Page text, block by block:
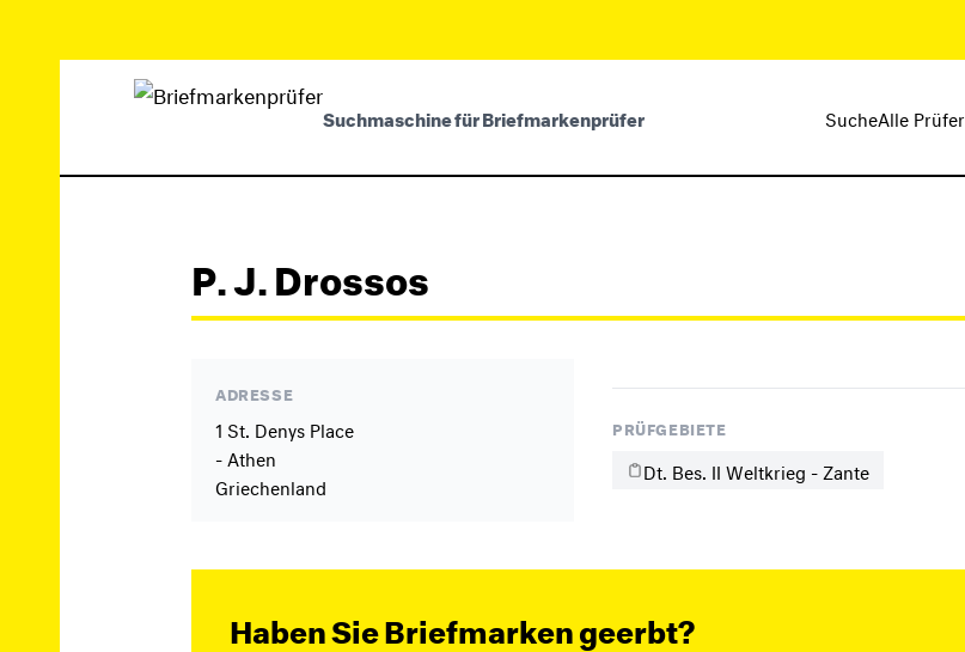
Suchmaschine für Briefmarkenprüfer SucheAlle Prüfer
P. J. Drossos
ADRESSE
1 St. Denys Place
- Athen
Griechenland
PRÜFGEBIETE
Dt. Bes. II Weltkrieg - Zante
Haben Sie Briefmarken geerbt?